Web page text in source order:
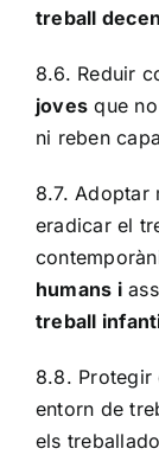
treball
8.6. Reduir
joves que
ni reben
8.7. Adoptar
eradicar el
humans i
treball
8.8.
entorn de
els